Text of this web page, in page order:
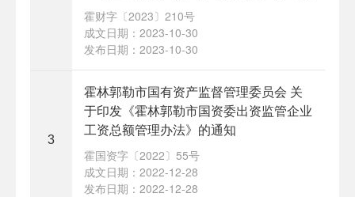
霍财字〔2023〕210号
成文日期：2023-10-30
发布日期：2023-10-30
3
霍林郭勒市国有资产监督管理委员会 关
于印发《霍林郭勒市国资委出资监管企业
工资总额管理办法》的通知
霍国资字〔2022〕55号
成文日期：2022-12-28
发布日期：2022-12-28